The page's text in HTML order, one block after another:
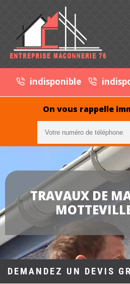
indisponible
On vous rappelle
TRAVAUX DE
DEMANDEZ UN DEVIS